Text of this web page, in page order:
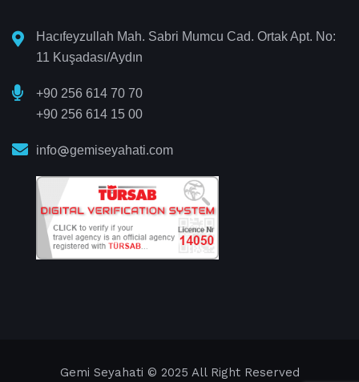
Hacıfeyzullah Mah. Sabri Mumcu Cad. Ortak Apt. No:
11 Kuşadası/Aydın
+90 256 614 70 70
+90 256 614 15 00
info gemiseyahati.com
Gemi Seyahati © 2025 All Right Reserved